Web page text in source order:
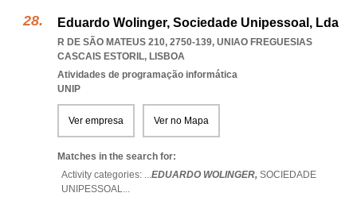
Eduardo Wolinger, Sociedade Unipessoal, Lda
R DE SÃO MATEUS 210, 2750-139, UNIAO FREGUESIAS
CASCAIS ESTORIL, LISBOA
Atividades de programação informática
UNIP
Ver empresa Ver no Mapa
Matches in the search for:
Activity categories: ...EDUARDO WOLINGER, SOCIEDADE
UNIPESSOAL...